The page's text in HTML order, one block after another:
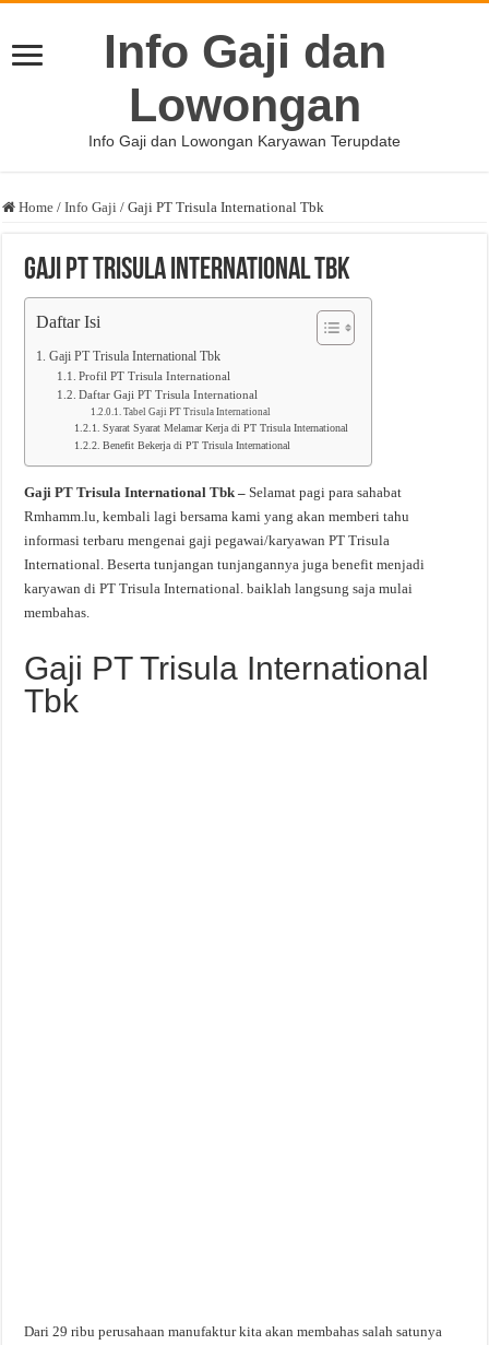
Info Gaji dan
Lowongan
Info Gaji dan Lowongan Karyawan Terupdate
Home / Info Gaji / Gaji PT Trisula International Tbk
Gaji PT Trisula International Tbk
Daftar Isi
Gaji PT Trisula International Tbk
Profil PT Trisula International
Daftar Gaji PT Trisula International
Tabel Gaji PT Trisula International
Syarat Syarat Melamar Kerja di PT Trisula International
Benefit Bekerja di PT Trisula International
Gaji PT Trisula International Tbk –Selamat pagi para sahabat
Rmhamm.lu, kembali lagi bersama kami yang akan memberi tahu
informasi terbaru mengenai gaji pegawai/karyawan PT Trisula
International. Beserta tunjangan tunjangannya juga benefit menjadi
karyawan di PT Trisula International. baiklah langsung saja mulai
membahas.
Gaji PT Trisula International
Tbk
Dari 29 ribu perusahaan manufaktur kita akan membahas salah satunya